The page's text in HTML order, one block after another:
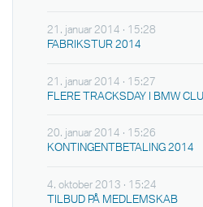
21. januar 2014 · 15:28
FABRIKSTUR 2014
21. januar 2014 · 15:27
FLERE TRACKSDAY I BMW
20. januar 2014 · 15:26
KONTINGENTBETALING 2014
4. oktober 2013 · 15:24
TILBUD PÅ MEDLEMSKAB